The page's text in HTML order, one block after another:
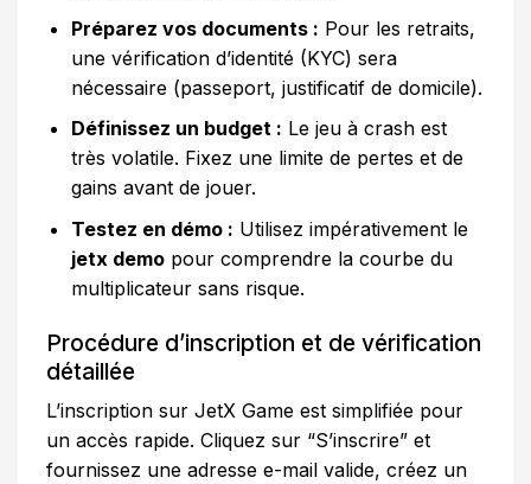
Préparez vos documents : Pour les retraits,
une vérification d’identité (KYC) sera
nécessaire (passeport, justificatif de domicile).
Définissez un budget : Le jeu à crash est
très volatile. Fixez une limite de pertes et de
gains avant de jouer.
Testez en démo : Utilisez impérativement le
jetx demopour comprendre la courbe du
multiplicateur sans risque.
Procédure d’inscription et de vérification
détaillée
L’inscription sur JetX Game est simplifiée pour
un accès rapide. Cliquez sur “S’inscrire” et
fournissez une adresse e-mail valide, créez un